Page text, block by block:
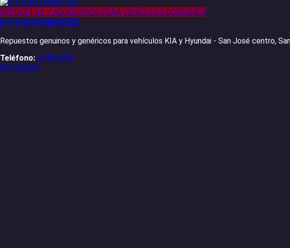
REPUESTOS Y ACCESORIOS PARA VEHÍCULOS COREANOS
K Y H AUTOMOTRIZ
Repuestos genuinos y genéricos para vehículos KIA y Hyundai - San José centro,
Teléfono: 2248 9709
Ver Anuncio